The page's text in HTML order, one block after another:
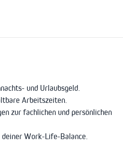
und Urlaubsgeld.
Arbeitszeiten.
zur fachlichen und persönlichen
deiner Work-Life-Balance.